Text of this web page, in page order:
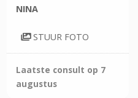
NINA
STUUR FOTO
Laatste consult op 7
augustus